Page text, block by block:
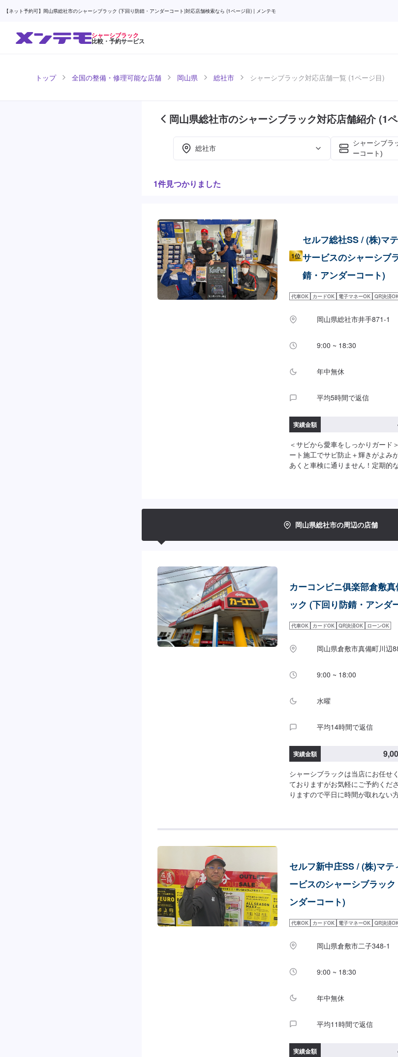
【ネット予約可】岡山県総社市のシャーシブラック (下回り防錆・アンダーコート)対応店舗検索なら (1ページ目) | メンテモ
シャーシブラック
比較・予約サービス
トップ 全国の整備・修理可能な店舗 岡山県 総社市 シャーシブラック対応店舗一覧 (1ページ目)
岡山県総社市のシャーシブラック対応店舗紹介 (1
目)
総社市
シャーシブラ
ーコート)
1件見つかりました
1位
セルフ総社SS / (株)マ
サービスのシャーシブ
錆・アンダーコート)
代車OK カードOK 電子マネーOK QR決済
岡山県総社市井手871-1
9:00 ~ 18:30
年中無休
平均5時間で返信
実績金額
＜サビから愛車をしっかりガード
ート施工でサビ防止＋輝きがよみ
あくと車検に通りません！定期的
円⚫︎普通車：5,500円⚫︎大型車：
13,620円⚫︎普通車：15,720円⚫︎大
岡山県総社市の周辺の店舗
カーコンビニ俱楽部倉敷
ック (下回り防錆・アンダ
代車OK カードOK QR決済OK ローンOK
岡山県倉敷市真備町川辺
9:00 ~ 18:00
水曜
平均14時間で返信
実績金額
シャーシブラックは当店にお任せ
ておりますがお気軽にご予約くだ
りますので平日に時間が取れない
セルフ新中庄SS / (株)マ
ービスのシャーシブラッ
ンダーコート)
代車OK カードOK 電子マネーOK QR決済
岡山県倉敷市二子348-1
9:00 ~ 18:30
年中無休
平均11時間で返信
実績金額